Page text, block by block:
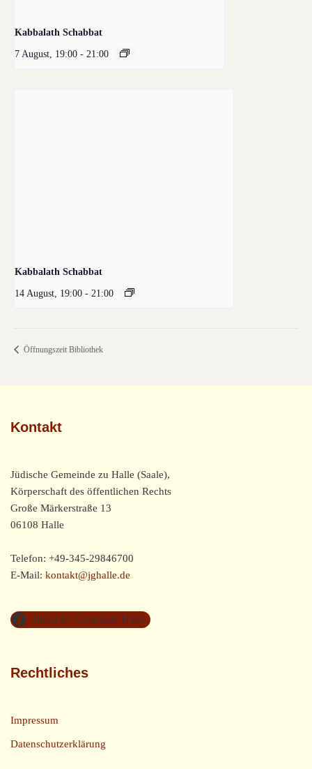
Kabbalath Schabbat
7 August, 19:00 - 21:00
Kabbalath Schabbat
14 August, 19:00 - 21:00
Öffnungszeit Bibliothek
Kontakt
Jüdische Gemeinde zu Halle (Saale),
Körperschaft des öffentlichen Rechts
Große Märkerstraße 13
06108 Halle
Telefon: +49-345-29846700
E-Mail: kontakt@jghalle.de
Jüdische Gemeinde Halle
Rechtliches
Impressum
Datenschutzerklärung